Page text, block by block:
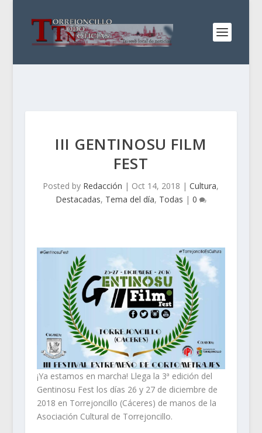
III GENTINOSU FILM
FEST
Posted by Redacción | Oct 14, 2018 |Cultura,
Destacadas, Tema del día, Todas | 0
¡Ya estamos en marcha! Llega la 3ª edición del
Gentinosu Fest los días 26 y 27 de diciembre de
2018 en Torrejoncillo (Cáceres) de manos de la
Asociación Cultural de Torrejoncillo.